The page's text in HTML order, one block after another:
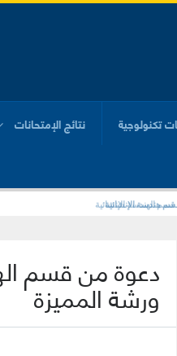
تكنولوجية نتائج الإمتحانات
الهندسة الإنشائية
هندسة الإنشائية .
دعوة من قسم
ورشة المميزة